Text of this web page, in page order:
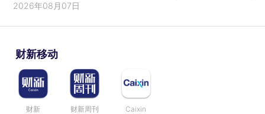
2026年08月07日
财新移动
财新 财新周刊 Caixin